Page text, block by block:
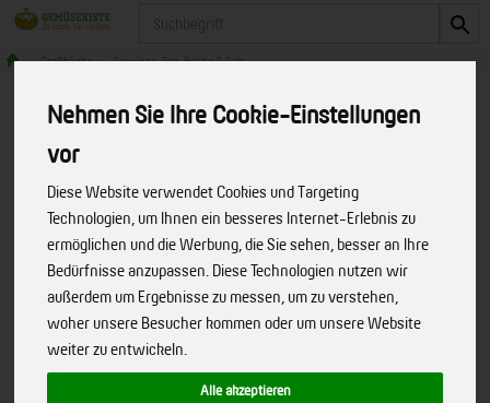
Nehmen Sie Ihre Cookie-Einstellungen
vor
Diese Website verwendet Cookies und Targeting
Technologien, um Ihnen ein besseres Internet-Erlebnis zu
ermöglichen und die Werbung, die Sie sehen, besser an Ihre
Bedürfnisse anzupassen. Diese Technologien nutzen wir
außerdem um Ergebnisse zu messen, um zu verstehen,
woher unsere Besucher kommen oder um unsere Website
weiter zu entwickeln.
Alle akzeptieren
Großküche Gewürze, Tee, Brühe & Salz
Produkte Speisekammer
Großküche
Gewürze, Tee, Brühe & Salz
Produkt "Basilikum, lose gerebelt, 1 kg"
nicht verfügbar.
Bitte entschuldigen Sie, diese Seite
gibt es nicht mehr!